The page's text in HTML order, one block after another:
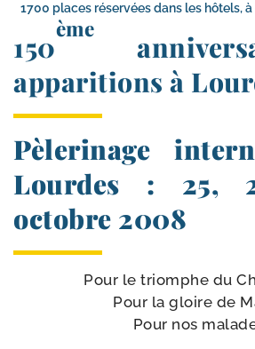
1700 places réservées dans les hôtels,
150
ème
apparitions à
Pèlerinage
Lourdes : 25,
octobre 2008
Pour le triomphe du
Pour la gloire de
Pour nos